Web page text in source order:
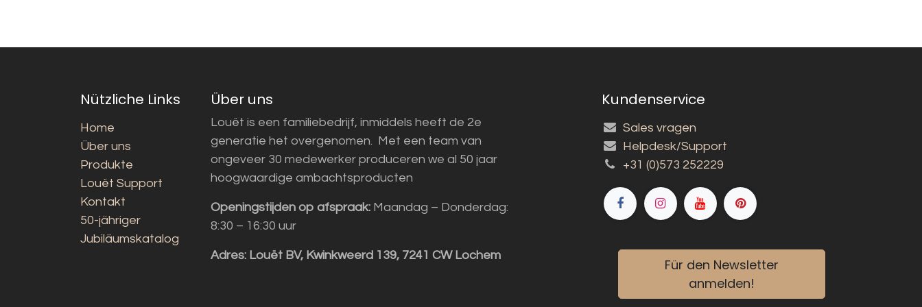
Nützliche Links
Home
Über uns
Produkte
Louët Support
Kontakt
50-jähriger
Jubiläumskatalog
Über uns
Louët is een familiebedrijf, inmiddels heeft de 2e
generatie het overgenomen. Met een team van
ongeveer 30 medewerker produceren we al 50 jaar
hoogwaardige ambachtsproducten
Openingstijden op afspraak: Maandag – Donderdag:
8:30 – 16:30 uur
Adres: Louët BV, Kwinkweerd 139, 7241 CW Lochem
Kundenservice
Sales vragen
Helpdesk/Support
+31 (0)573 252229
Für den Newsletter
anmelden!